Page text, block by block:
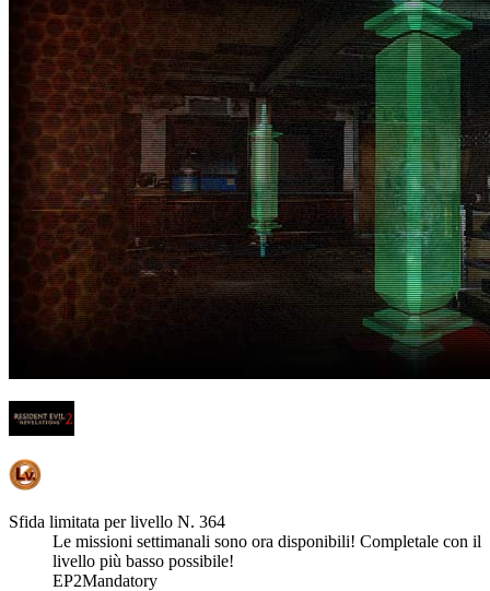
Sfida limitata per livello N. 364
Le missioni settimanali sono ora disponibili! Completale con il
livello più basso possibile!
EP2Mandatory